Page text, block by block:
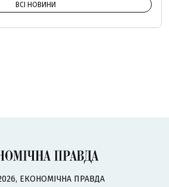
ВСІ НОВИНИ
ЕКОНОМІЧНА ПРАВДА